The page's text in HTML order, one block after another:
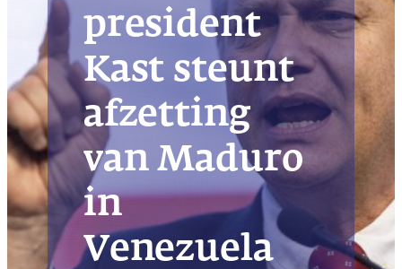
president
Kast steunt
afzetting
van Maduro
in
Venezuela